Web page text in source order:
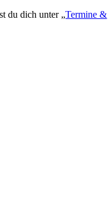
du dich unter „Termine &